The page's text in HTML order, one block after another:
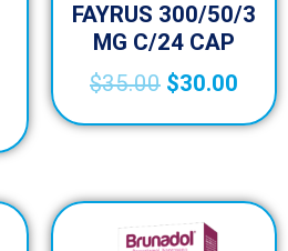
FAYRUS 300/50/3
MG C/24 CAP
$35.00 $30.00